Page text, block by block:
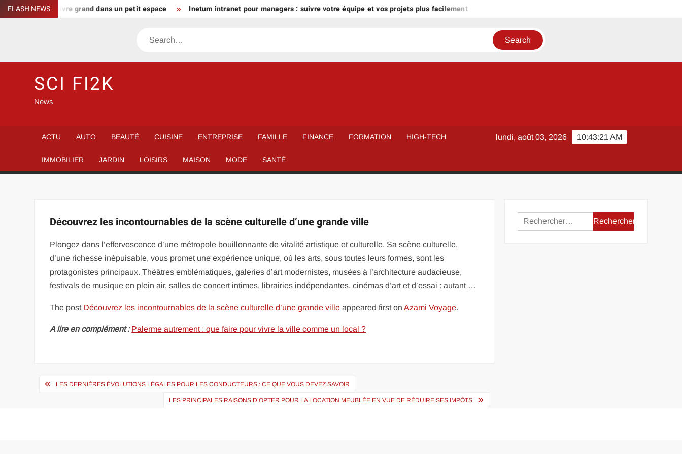
Skip
to
FLASH NEWS
solution pour vivre grand dans un petit espace Inetum intranet pour managers : suivre votre équipe et vos projets plus facilement
Search
SCI FI2K
News
ACTU AUTO BEAUTÉ CUISINE ENTREPRISE FAMILLE FINANCE FORMATION HIGH-TECH
IMMOBILIER JARDIN LOISIRS MAISON MODE SANTÉ
10:43:21 AM
lundi, août 03, 2026
Découvrez les incontournables de la scène culturelle d’une grande ville
Plongez dans l’effervescence d’une métropole bouillonnante de vitalité artistique et culturelle. Sa scène culturelle,
d’une richesse inépuisable, vous promet une expérience unique, où les arts, sous toutes leurs formes, sont les
protagonistes principaux. Théâtres emblématiques, galeries d’art modernistes, musées à l’architecture audacieuse,
festivals de musique en plein air, salles de concert intimes, librairies indépendantes, cinémas d’art et d’essai : autant …
The post Découvrez les incontournables de la scène culturelle d’une grande ville appeared first onAzami Voyage.
A lire en complément : Palerme autrement : que faire pour vivre la ville comme un local ?
Navigation
LES DERNIÈRES ÉVOLUTIONS LÉGALES POUR LES CONDUCTEURS : CE QUE VOUS DEVEZ SAVOIR
LES PRINCIPALES RAISONS D’OPTER POUR LA LOCATION MEUBLÉE EN VUE DE RÉDUIRE SES IMPÔTS
Rechercher :